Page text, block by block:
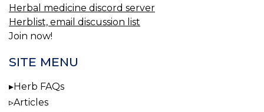
Herbal medicine discord server
Herblist, email discussion list
Join now!
SITE MENU
Herb FAQs
Articles